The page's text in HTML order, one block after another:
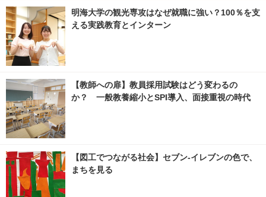
明海大学の観光専攻はなぜ就職に強い？100％を支
える実践教育とインターン
【教師への扉】教員採用試験はどう変わるの
か？ 一般教養縮小とSPI導入、面接重視の時代
【図工でつながる社会】セブン‐イレブンの色で、
まちを見る